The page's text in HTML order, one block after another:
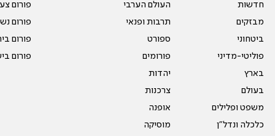
חדשות
מבזקים
ביטחוני
פוליטי-מדיני
בארץ
בעולם
משפט ופלילים
כלכלה ונדל"ן
העולם הערבי
תרבות ופנאי
ספורט
פורומים
יהדות
צרכנות
אופנה
מוסיקה
פורום
פורום
פורום
פורום